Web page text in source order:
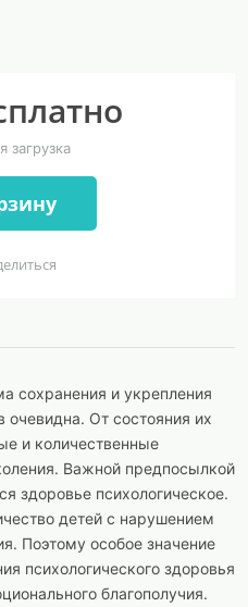
загрузка
сохранения и укрепления
очевидна. От состояния их
и количественные
Важной предпосылкой
здоровье психологическое.
детей с нарушением
Поэтому особое значение
психологического здоровья
благополучия.